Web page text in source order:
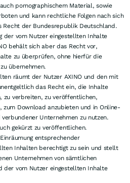
pornographischem Material, sowie
und kann rechtliche Folgen nach sich
Recht der Bundesrepublik Deutschland.
der vom Nutzer eingestellten Inhalte
behält sich aber das Recht vor,
zu überprüfen, ohne hierfür die
übernehmen.
räumt der Nutzer AXINO und den mit
das Recht ein, die Inhalte
zu verbreiten, zu veröffentlichen,
zum Download anzubieten und in Online-
Unternehmen zu nutzen.
gekürzt zu veröffentlichen.
entsprechender
Inhalten berechtigt zu sein und stellt
Unternehmen von sämtlichen
der vom Nutzer eingestellten Inhalte